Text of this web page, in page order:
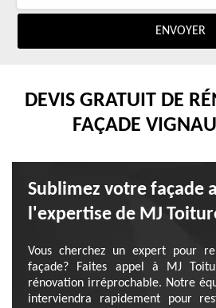
DEVIS GRATUIT DE
FAÇADE
Sublimez votre façade
l'expertise de MJ
Vous cherchez un expert pour
façade? Faites appel à MJ
rénovation irréprochable. Notre
interviendra rapidement pour